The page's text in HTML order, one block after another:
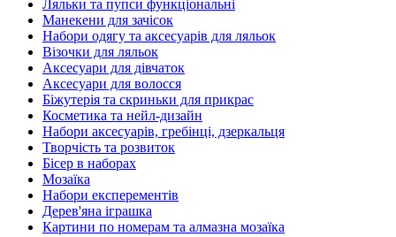
Ляльки та пупси функціональні
Манекени для зачісок
Набори одягу та аксесуарів для ляльок
Візочки для ляльок
Аксесуари для дівчаток
Аксесуари для волосся
Біжутерія та скриньки для прикрас
Косметика та нейл-дизайн
Набори аксесуарів, гребінці, дзеркальця
Творчість та розвиток
Бісер в наборах
Мозаїка
Набори експерементів
Дерев'яна іграшка
Картини по номерам та алмазна мозаїка